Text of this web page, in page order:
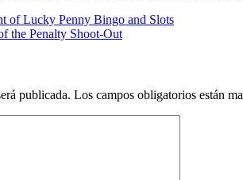
of Lucky Penny Bingo and Slots
the Penalty Shoot-Out
publicada. Los campos obligatorios están